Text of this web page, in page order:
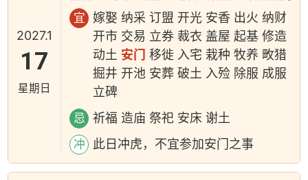
2027.1
17
星期日
宜
嫁娶 纳采 订盟 开光 安香 出火 纳财
开市 交易 立券 裁衣 盖屋 起基 修造
动土 安门 移徙 入宅 栽种 牧养 畋猎
掘井 开池 安葬 破土 入殓 除服 成服
立碑
忌 祈福 造庙 祭祀 安床 谢土
冲 此日冲虎，不宜参加安门之事